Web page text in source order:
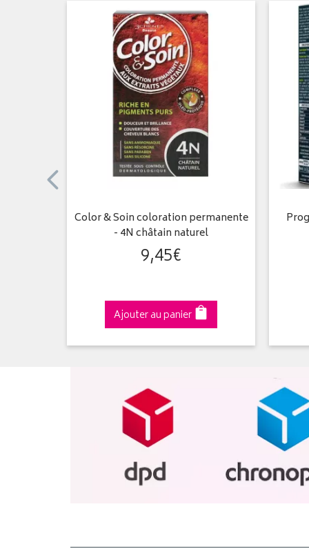
Color & Soin coloration permanente
- 4N châtain naturel
9,45€
Ajouter au panier